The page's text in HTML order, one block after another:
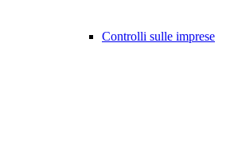
Controlli sulle imprese